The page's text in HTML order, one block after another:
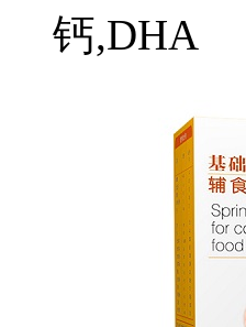
钙,DHA